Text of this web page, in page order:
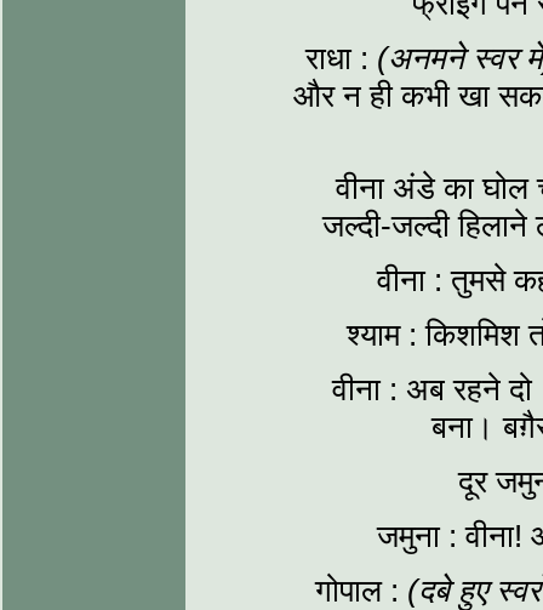
राधा : (अनमने स्वर
और न ही कभी खा
वीना अंडे का घोल
जल्दी-जल्दी
वीना : तुमसे
श्याम : किशमिश
वीना : अब रहने
बना।
दूर
जमुना : वीना!
गोपाल : (दबे हुए